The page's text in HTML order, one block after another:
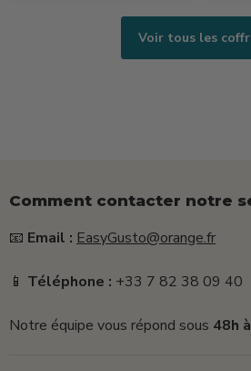
Voir tous les
Comment contacter notre
📧 Email : EasyGusto@orange.fr
📱 Téléphone : +33 7 82 38 09 40
Notre équipe vous répond sous 48h